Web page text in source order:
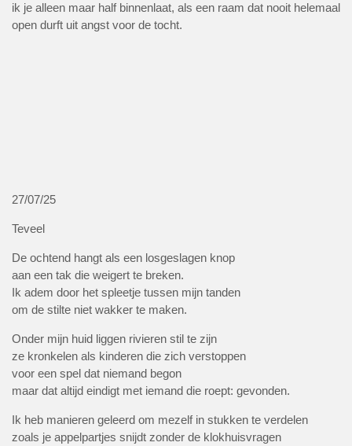
ik je alleen maar half binnenlaat, als een raam dat nooit helemaal
open durft uit angst voor de tocht.
27/07/25
Teveel
De ochtend hangt als een losgeslagen knop
aan een tak die weigert te breken.
Ik adem door het spleetje tussen mijn tanden
om de stilte niet wakker te maken.
Onder mijn huid liggen rivieren stil te zijn
ze kronkelen als kinderen die zich verstoppen
voor een spel dat niemand begon
maar dat altijd eindigt met iemand die roept: gevonden.
Ik heb manieren geleerd om mezelf in stukken te verdelen
zoals je appelpartjes snijdt zonder de klokhuisvragen